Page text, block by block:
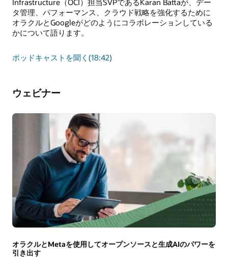
行
す
タ管理、パフォーマンス、クラウド戦略を強化するために
オラクルとGoogleがどのようにコラボレーションしている
かについて語ります。
ポッドキャストを聞く 組
と
Google
Cloud
を
最
大
限
に
活
用
す
る
方
法
(18:42)
ウェビナー
オラクルとMetaを使用してオープンソースと生成AIのパワーを
引き出す